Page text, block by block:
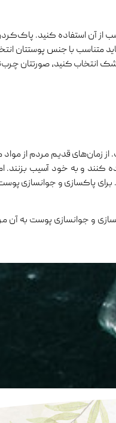
از آن استفاده کنید.
متناسب با جنس پوستتان
انتخاب کنید، صورتتان
زمان‌های قدیم مردم از
و به خود آسیب بزنند.
پاکسازی و جوانسازی
و جوانسازی پوست به آن